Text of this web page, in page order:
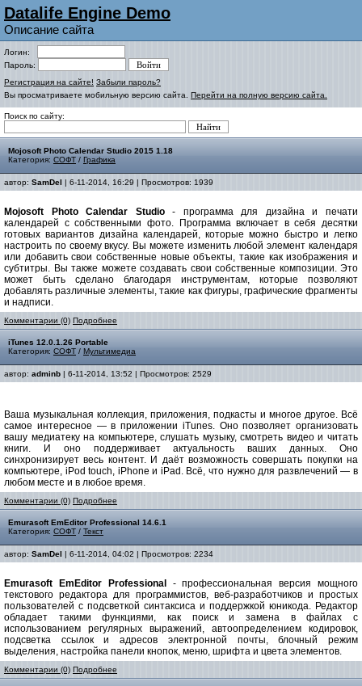
Datalife Engine Demo
Описание сайта
Логин:
Пароль:
Регистрация на сайте! Забыли пароль?
Вы просматриваете мобильную версию сайта. Перейти на полную версию сайта.
Поиск по сайту:
Mojosoft Photo Calendar Studio 2015 1.18
Категория: СОФТ / Графика
автор: SamDel | 6-11-2014, 16:29 | Просмотров: 1939
Mojosoft Photo Calendar Studio- программа для дизайна и печати
календарей с собственными фото. Программа включает в себя десятки
готовых вариантов дизайна календарей, которые можно быстро и легко
настроить по своему вкусу. Вы можете изменить любой элемент календаря
или добавить свои собственные новые объекты, такие как изображения и
субтитры. Вы также можете создавать свои собственные композиции. Это
может быть сделано благодаря инструментам, которые позволяют
добавлять различные элементы, такие как фигуры, графические фрагменты
и надписи.
Комментарии (0) Подробнее
iTunes 12.0.1.26 Portable
Категория: СОФТ / Мультимедиа
автор: adminb | 6-11-2014, 13:52 | Просмотров: 2529
Ваша музыкальная коллекция, приложения, подкасты и многое другое. Всё
самое интересное — в приложении iTunes. Оно позволяет организовать
вашу медиатеку на компьютере, слушать музыку, смотреть видео и читать
книги. И оно поддерживает актуальность ваших данных. Оно
синхронизирует весь контент. И даёт возможность совершать покупки на
компьютере, iPod touch, iPhone и iPad. Всё, что нужно для развлечений — в
любом месте и в любое время.
Комментарии (0) Подробнее
Emurasoft EmEditor Professional 14.6.1
Категория: СОФТ / Текст
автор: SamDel | 6-11-2014, 04:02 | Просмотров: 2234
Emurasoft EmEditor Professional
- профессиональная версия мощного
текстового редактора для программистов, веб-разработчиков и простых
пользователей с подсветкой синтаксиса и поддержкой юникода. Редактор
обладает такими функциями, как поиск и замена в файлах с
использованием регулярных выражений, автоопределением кодировок,
подсветка ссылок и адресов электронной почты, блочный режим
выделения, настройка панели кнопок, меню, шрифта и цвета элементов.
Комментарии (0) Подробнее